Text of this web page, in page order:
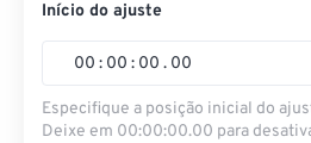
Início do ajuste
00 : 00 : 00 . 00
Especifique a posição inicial do
Deixe em 00:00:00.00 para